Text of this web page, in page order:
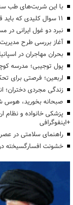
با این شربت‌های طب
۱۱ سوال کلیدی که باید قبل از ازدواج از همسر آینده‌تان بپرسید +اینفوگرافی
نبرد دو غول ایرانی در مستر المپیا ۲۰۲۶؛ بهروز
آغاز بررسی طرح
بحران مهاجران در
پول توجیبی؛ مدرسه
اربعین؛ فرصتی برای
زندگی مجردی دختران؛
صبحانه بخورید، هوس
پزشکی خانواده و نظام
+اینفوگرافی
راهنمای سلامتی در
خشونت افسارگسیخته